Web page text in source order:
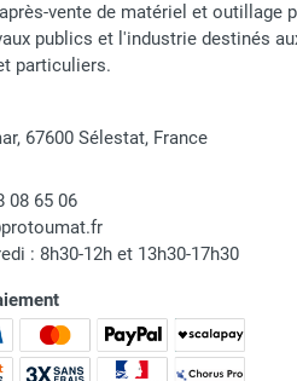
maxi
d'aspiration maxi
vente de matériel et outillage
publics et l'industrie destinés
particuliers.
67600 Sélestat, France
08 65 06
: 8h30-12h et 13h30-17h30